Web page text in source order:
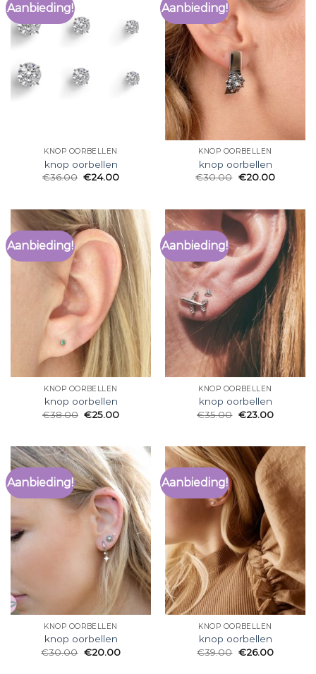
Aanbieding!
KNOP OORBELLEN
knop oorbellen
€36.00 €24.00
Aanbieding!
KNOP OORBELLEN
knop oorbellen
€30.00 €20.00
Aanbieding!
KNOP OORBELLEN
knop oorbellen
€38.00 €25.00
Aanbieding!
KNOP OORBELLEN
knop oorbellen
€35.00 €23.00
Aanbieding!
KNOP OORBELLEN
knop oorbellen
€30.00 €20.00
Aanbieding!
KNOP OORBELLEN
knop oorbellen
€39.00 €26.00